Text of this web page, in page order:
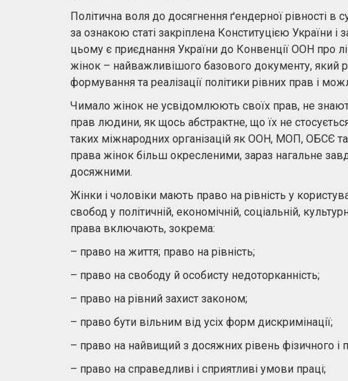
Політична воля до досягнення ґендерної рівності в
за ознакою статі закріплена Конституцією України
цьому є приєднання України до Конвенції ООН про
жінок – найважливішого базового документу, який
формування та реалізації політики рівних прав і
Чимало жінок не усвідомлюють своїх прав, не
прав людини, як щось абстрактне, що їх не
таких міжнародних організацій як ООН, МОП, ОБСЄ та
права жінок більш окресленими, зараз нагальне
досяжними.
Жінки і чоловіки мають право на рівність у
свобод у політичній, економічній, соціальній,
права включають, зокрема:
– право на життя; право на рівність;
– право на свободу й особисту недоторканність;
– право на рівний захист законом;
– право бути вільним від усіх форм дискримінації;
– право на найвищий з досяжних рівень фізичного і
– право на справедливі і сприятливі умови праці;